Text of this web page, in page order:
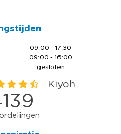
09:00 - 17:30
09:00 - 16:00
gesloten